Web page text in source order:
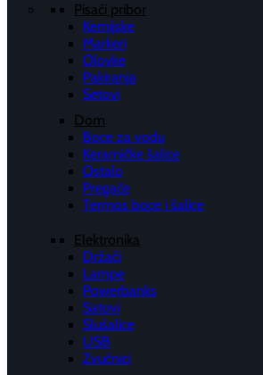
Pisaći pribor
Kemijske
Markeri
Olovke
Pakiranja
Setovi
Dom
Boce za vodu
Keramičke šalice
Ostalo
Pregače
Termos boce i šalice
Elektronika
Držači
Lampe
Powerbanks
Satovi
Slušalice
USB
Zvučnici